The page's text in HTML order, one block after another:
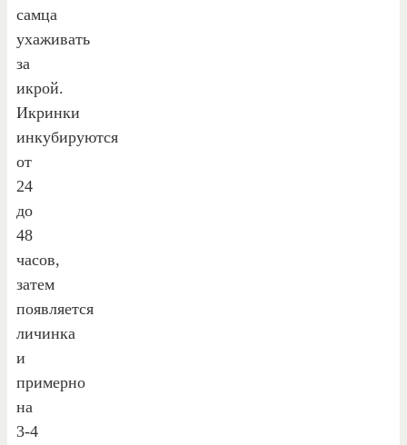
самца
ухаживать
за
икрой.
Икринки
инкубируются
от
24
до
48
часов,
затем
появляется
личинка
и
примерно
на
3-4